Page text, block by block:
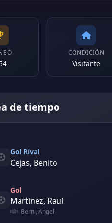
CONDICIÓN
Visitante
de tiempo
Gol Rival
Cejas, Benito
Gol
Martinez, Raul
Berni, Angel